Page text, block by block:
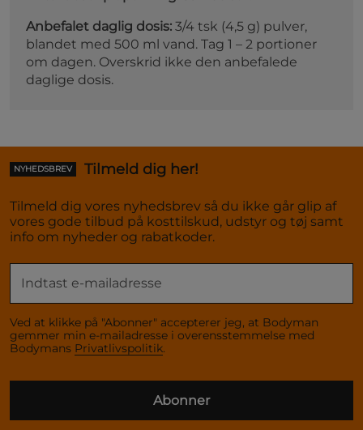
Anbefalet daglig dosis: 3/4 tsk (4,5 g) pulver,
blandet med 500 ml vand. Tag 1 – 2 portioner
om dagen. Overskrid ikke den anbefalede
daglige dosis.
NYHEDSBREV Tilmeld dig her!
Tilmeld dig vores nyhedsbrev så du ikke går glip af
vores gode tilbud på kosttilskud, udstyr og tøj samt
info om nyheder og rabatkoder.
Ved at klikke på "Abonner" accepterer jeg, at Bodyman
gemmer min e-mailadresse i overensstemmelse med
Bodymans Privatlivspolitik.
Abonner